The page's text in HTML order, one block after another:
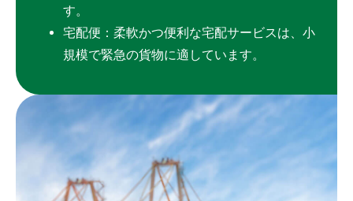
す。
宅配便：柔軟かつ便利な宅配サービスは、小
規模で緊急の貨物に適しています。
コンタクト